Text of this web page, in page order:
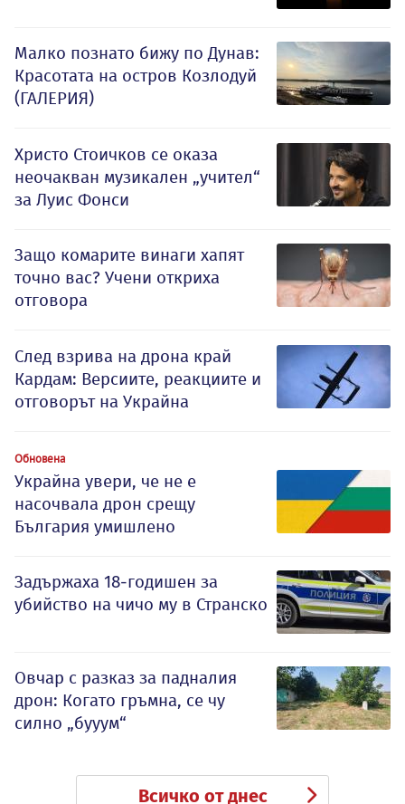
Малко познато бижу по Дунав:
Красотата на остров Козлодуй
(ГАЛЕРИЯ)
Христо Стоичков се оказа
неочакван музикален „учител“
за Луис Фонси
Защо комарите винаги хапят
точно вас? Учени откриха
отговора
След взрива на дрона край
Кардам: Версиите, реакциите и
отговорът на Украйна
Обновена
Украйна увери, че не е
насочвала дрон срещу
България умишлено
Задържаха 18-годишен за
убийство на чичо му в Странско
Овчар с разказ за падналия
дрон: Когато гръмна, се чу
силно „бууум“
Всичко от днес